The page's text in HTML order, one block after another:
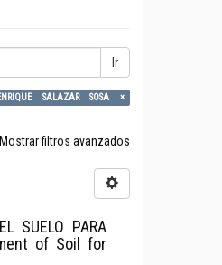
Ir
SALAZAR SOSA ×
Mostrar filtros avanzados
SUELO PARA
of Soil for